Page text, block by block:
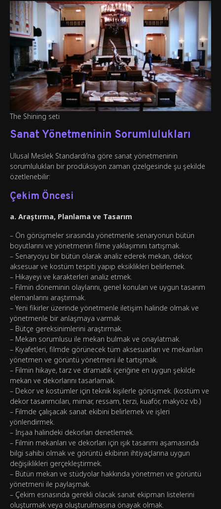
The Shining seti
Sanat Yönetmeninin Sorumlulukları
Ulusal Meslek Standardı’na göre sanat yönetmeninin
sorumlulukları bir prodüksiyon zaman çizelgesinde şu şekilde
özetlenebilir:
Çekim Öncesi
a. Araştırma, Planlama ve Tasarım
– Ön görüşmeler sırasında yönetmenle senaryonun bütün
boyutlarını ve yönetmenin filme yaklaşımını tartışmak.
– Senaryoyu bir bütün olarak analiz ederek mekan, dekor,
aksesuar ve kostüm tespiti yapıp eksiklikleri belirlemek.
– Hikayeyi ve karakterleri analiz etmek.
– Filmin döneminin olaylarını, genel konuları ve uygun tasarım
elemanlarını araştırmak.
– Yeni fikirler üzerinde yönetmenle iletişim halinde olmak ve
yönetmenle bir anlaşmaya varmak.
– Bütçe gereksinimlerini araştırmak.
– Mekan sorumlusu ile mekan bulmak ve onaylatmak.
– Kıyafetleri, filmde görünecek tüm aksesuarları ve mekanları
yönetmen ve görüntü yönetmeni ile tartışmak.
– Filmin hikaye, tarz ve dramatik içeriğine en uygun şekilde
mekan ve dekorlarını tasarlamak.
– Dekor ve kostümler için teknik kişilerle görüşmek. (kostüm ve
dekor tasarımcıları, mimar, ressam, terzi, kuaför, makyöz vb.)
– Filmde çalışacak sanat ekibini belirlemek ve işleri
yönlendirmek.
– İnşaa halindeki dekorları denetlemek.
– Filmin mekanları ve dekorları için ışık tasarımı aşamasında
bilgi sahibi olmak ve görüntü ekibinin ihtiyaçlarına uygun
değişiklikleri gerçekleştirmek.
– Bütün mekan ve stüdyolar hakkında yönetmen ve görüntü
yönetmeni ile paylaşmak.
– Çekim esnasında gerekli olacak sanat ekipman listelerini
oluşturmak veya oluşturulmasına önayak olmak.